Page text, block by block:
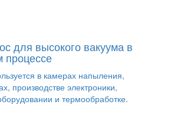
для высокого вакуума в
процессе
в камерах напыления,
производстве электроники,
и термообработке.